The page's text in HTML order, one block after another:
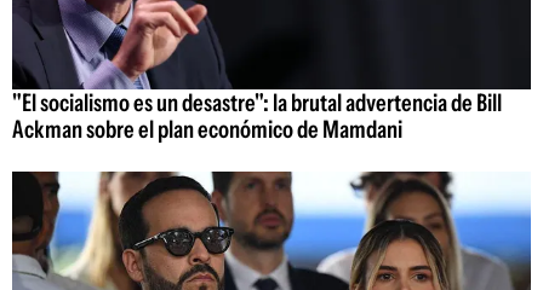
"El socialismo es un desastre": la brutal advertencia de Bill
Ackman sobre el plan económico de Mamdani